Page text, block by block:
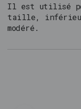
Il est utilisé
taille,
modéré.